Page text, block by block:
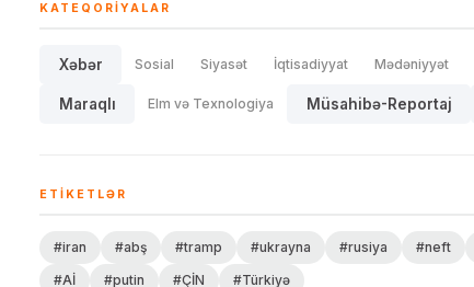
KATEQORIYALAR
Xəbər Sosial Siyasət İqtisadiyyat Mədəniyyət
Maraqlı Elm və Texnologiya Müsahibə-Reportaj
ETIKETLƏR
#iran #abş #tramp #ukrayna #rusiya #neft
#Aİ
#putin #ÇİN #Türkiyə